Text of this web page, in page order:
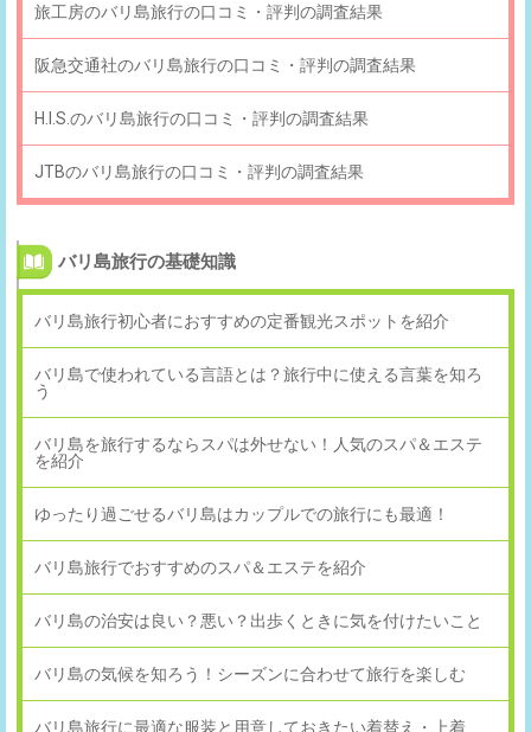
旅工房のバリ島旅行の口コミ・評判の調査結果
阪急交通社のバリ島旅行の口コミ・評判の調査結果
H.I.S.のバリ島旅行の口コミ・評判の調査結果
JTBのバリ島旅行の口コミ・評判の調査結果
バリ島旅行の基礎知識
バリ島旅行初心者におすすめの定番観光スポットを紹介
バリ島で使われている言語とは？旅行中に使える言葉を知ろ
う
バリ島を旅行するならスパは外せない！人気のスパ＆エステ
を紹介
ゆったり過ごせるバリ島はカップルでの旅行にも最適！
バリ島旅行でおすすめのスパ＆エステを紹介
バリ島の治安は良い？悪い？出歩くときに気を付けたいこと
バリ島の気候を知ろう！シーズンに合わせて旅行を楽しむ
バリ島旅行に最適な服装と用意しておきたい着替え・上着